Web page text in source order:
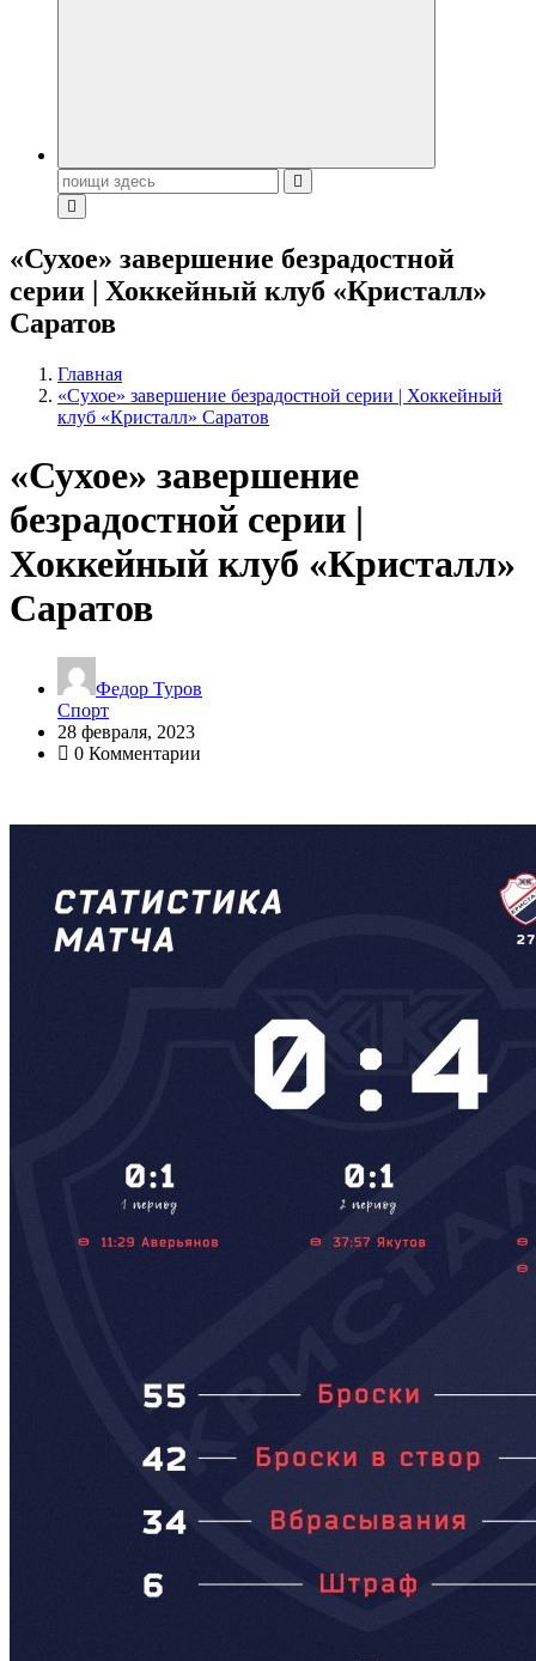
Поиск:
«Сухое» завершение безрадостной
серии | Хоккейный клуб «Кристалл»
Саратов
Главная
«Сухое» завершение безрадостной серии | Хоккейный
клуб «Кристалл» Саратов
«Сухое» завершение
безрадостной серии |
Хоккейный клуб «Кристалл»
Саратов
Федор Туров
Спорт
28 февраля, 2023
0 Комментарии